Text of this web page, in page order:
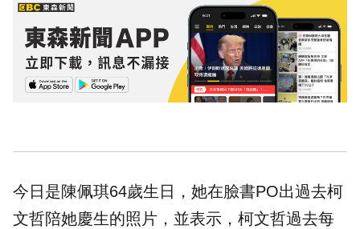
今日是陳佩琪64歲生日，她在臉書PO出過去柯
文哲陪她慶生的照片，並表示，柯文哲過去每